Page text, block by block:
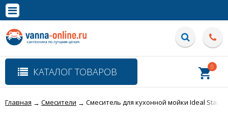
Полная версия сайта
КАТАЛОГ ТОВАРОВ 0
Главная → Смесители → Смеситель для кухонной мойки Ideal